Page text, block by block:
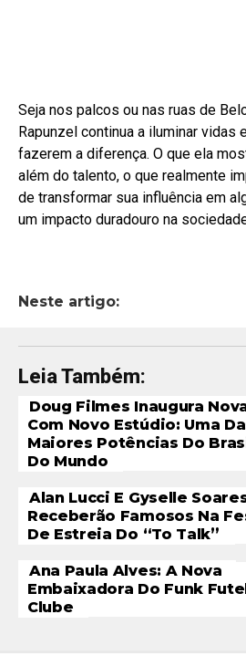
Seja nos palcos ou nas ruas de
Rapunzel continua a iluminar vidas
fazerem a diferença. O que ela
além do talento, o que realmente
de transformar sua influência em
um impacto duradouro na
Neste artigo:
Leia Também:
Doug Filmes Inaugura
Com Novo Estúdio: Uma
Maiores Potências Do
Do Mundo
Alan Lucci E Gyselle
Receberão Famosos Na
De Estreia Do “To Talk”
Ana Paula Alves: A Nova
Embaixadora Do Funk
Clube